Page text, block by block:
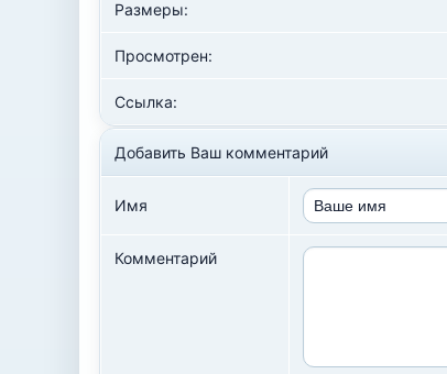
Размеры:
Просмотрен:
Ссылка:
Добавить Ваш комментарий
Имя
Комментарий